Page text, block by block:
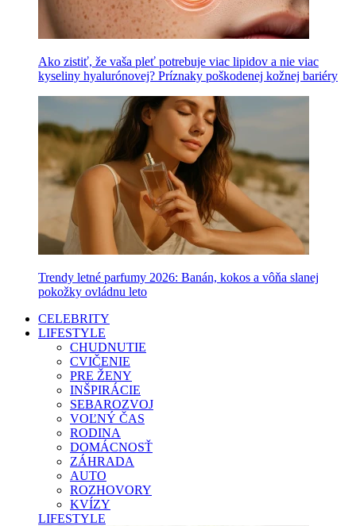
Ako zistiť, že vaša pleť potrebuje viac lipidov a nie viac
kyseliny hyalurónovej? Príznaky poškodenej kožnej bariéry
Trendy letné parfumy 2026: Banán, kokos a vôňa slanej
pokožky ovládnu leto
CELEBRITY
LIFESTYLE
CHUDNUTIE
CVIČENIE
PRE ŽENY
INŠPIRÁCIE
SEBAROZVOJ
VOĽNÝ ČAS
RODINA
DOMÁCNOSŤ
ZÁHRADA
AUTO
ROZHOVORY
KVÍZY
LIFESTYLE